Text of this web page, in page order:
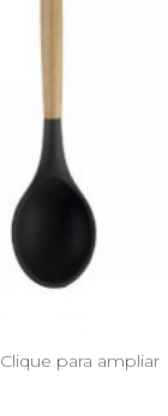
Clique para ampliar